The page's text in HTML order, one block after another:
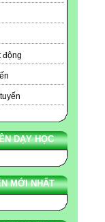
động
DẠY HỌC
MỚI NHẤT